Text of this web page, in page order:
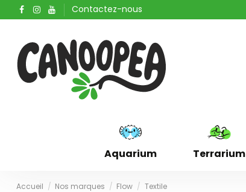
Contactez-nous
Aquarium Terrarium
Accueil Nos marques Flow Textile